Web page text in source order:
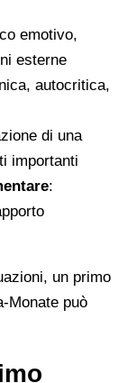
emotivo,
esterne
autocritica,
di una
importanti
:
un primo
Monate può